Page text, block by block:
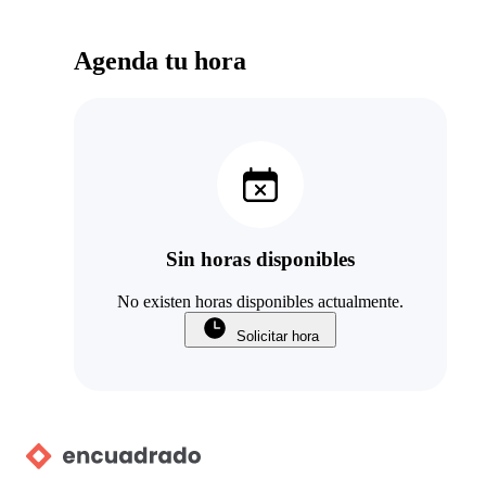
Agenda tu hora
Sin horas disponibles
No existen horas disponibles actualmente.
Solicitar hora